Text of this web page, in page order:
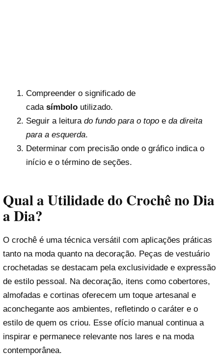
Compreender o significado de
cada símboloutilizado.
Seguir a leitura do fundo para o topoe da direita
para a esquerda.
Determinar com precisão onde o gráfico indica o
início e o término de seções.
Qual a Utilidade do Crochê no Dia
a Dia?
O crochê é uma técnica versátil com aplicações práticas
tanto na moda quanto na decoração. Peças de vestuário
crochetadas se destacam pela exclusividade e expressão
de estilo pessoal. Na decoração, itens como cobertores,
almofadas e cortinas oferecem um toque artesanal e
aconchegante aos ambientes, refletindo o caráter e o
estilo de quem os criou. Esse ofício manual continua a
inspirar e permanece relevante nos lares e na moda
contemporânea.